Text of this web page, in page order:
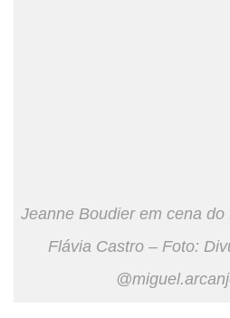
Jeanne Boudier em cena do
Flávia Castro – Foto: